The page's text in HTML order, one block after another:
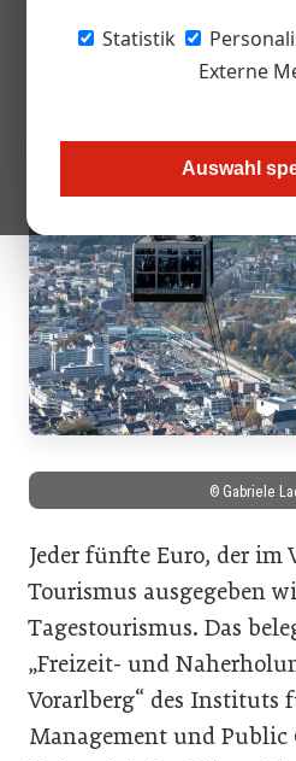
Statistik
Externe
Auswahl
Tagestourismus zu einem
Tourismusstrategie Vorarlbergs.
© Gabriele
Jeder fünfte Euro, der im
Tourismus ausgegeben
Tagestourismus. Das
„Freizeit- und
Vorarlberg“ des Instituts
Management und Public